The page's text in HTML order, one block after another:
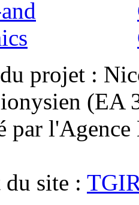
projet :
par l'Agence
du site :